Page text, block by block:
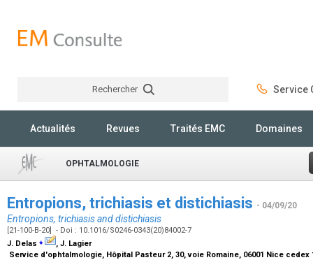
Rechercher Service
Actualités Revues Traités EMC Domaines
OPHTALMOLOGIE
Entropions, trichiasis et distichiasis - 04/09/20
Entropions, trichiasis and distichiasis
[21-100-B-20] - Doi : 10.1016/S0246-0343(20)84002-7
J. Delas ⁎
, J. Lagier
Service d'ophtalmologie, Hôpital Pasteur 2, 30, voie Romaine, 06001 Nice cedex